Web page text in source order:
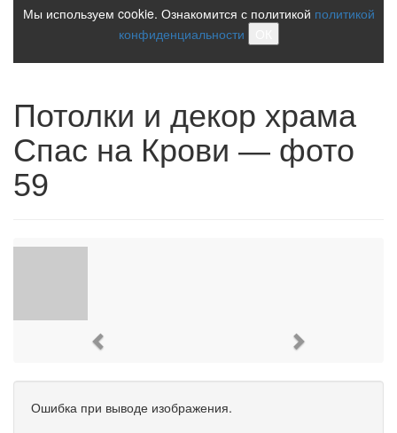
Мы используем cookie. Ознакомится с политикой политикой
конфиденциальности
Потолки и декор храма
Спас на Крови — фото
59
Ошибка при выводе изображения.